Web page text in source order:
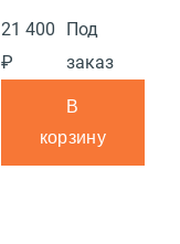
21 400
₽
Под
заказ
В
корзину